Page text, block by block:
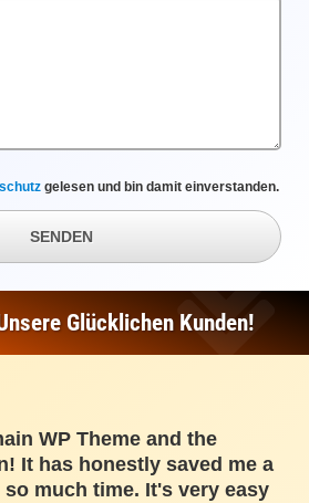
gelesen und bin damit einverstanden.
SENDEN
Glücklichen Kunden!
WP Theme and the
It has honestly saved me a
so much time. It's very easy